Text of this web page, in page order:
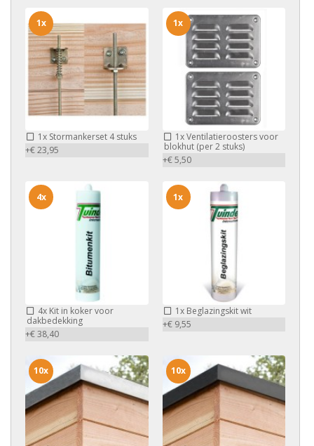
1x Stormankerset 4 stuks
+€ 23,95
1x
1xVentilatieroosters voor
blokhut (per 2 stuks)
+€ 5,50
1x
4x Kit in koker voor
dakbedekking
+€ 38,40
4x
1xBeglazingskit wit
+€ 9,55
1x
10x 10x